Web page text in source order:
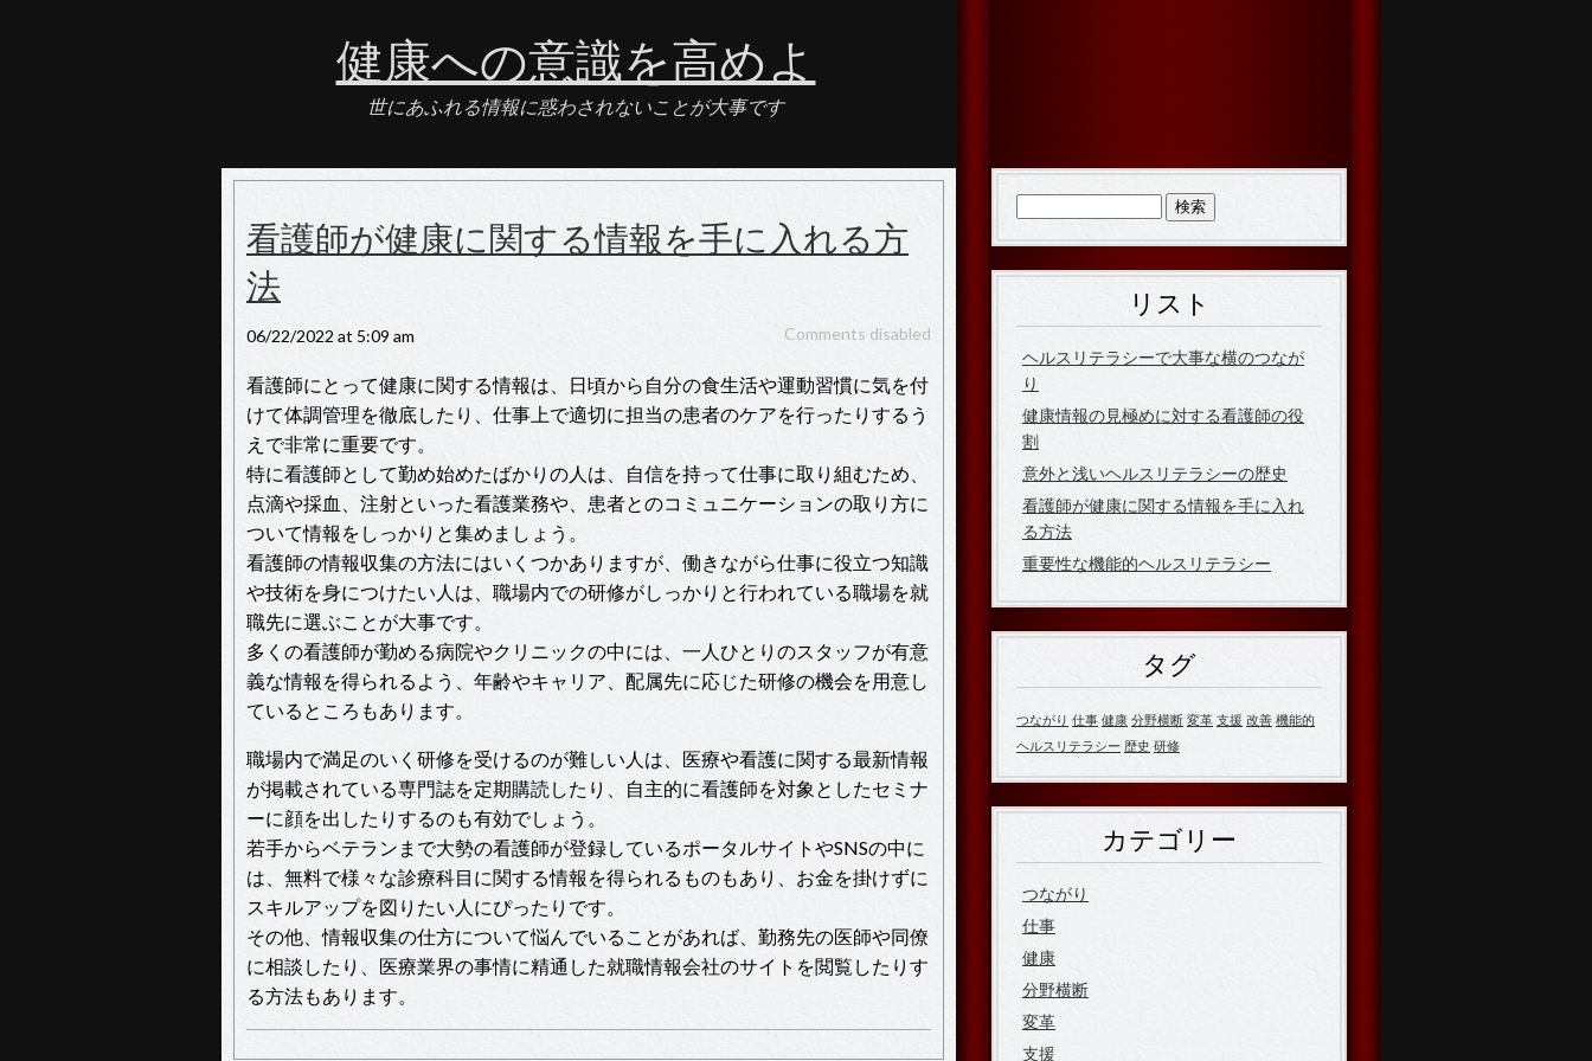
健康への意識を高めよ
世にあふれる情報に惑わされないことが大事です
看護師が健康に関する情報を手に入れる方
法
06/22/2022 at 5:09 am Comments disabled
看護師にとって健康に関する情報は、日頃から自分の食生活や運動習慣に気を付
けて体調管理を徹底したり、仕事上で適切に担当の患者のケアを行ったりするう
えで非常に重要です。
特に看護師として勤め始めたばかりの人は、自信を持って仕事に取り組むため、
点滴や採血、注射といった看護業務や、患者とのコミュニケーションの取り方に
ついて情報をしっかりと集めましょう。
看護師の情報収集の方法にはいくつかありますが、働きながら仕事に役立つ知識
や技術を身につけたい人は、職場内での研修がしっかりと行われている職場を就
職先に選ぶことが大事です。
多くの看護師が勤める病院やクリニックの中には、一人ひとりのスタッフが有意
義な情報を得られるよう、年齢やキャリア、配属先に応じた研修の機会を用意し
ているところもあります。
職場内で満足のいく研修を受けるのが難しい人は、医療や看護に関する最新情報
が掲載されている専門誌を定期購読したり、自主的に看護師を対象としたセミナ
ーに顔を出したりするのも有効でしょう。
若手からベテランまで大勢の看護師が登録しているポータルサイトやSNSの中に
は、無料で様々な診療科目に関する情報を得られるものもあり、お金を掛けずに
スキルアップを図りたい人にぴったりです。
その他、情報収集の仕方について悩んでいることがあれば、勤務先の医師や同僚
に相談したり、医療業界の事情に精通した就職情報会社のサイトを閲覧したりす
る方法もあります。
リスト
ヘルスリテラシーで大事な横のつなが
り
健康情報の見極めに対する看護師の役
割
意外と浅いヘルスリテラシーの歴史
看護師が健康に関する情報を手に入れ
る方法
重要性な機能的ヘルスリテラシー
タグ
つながり 仕事 健康 分野横断 変革 支援 改善 機能的
ヘルスリテラシー 歴史 研修
カテゴリー
つながり
仕事
健康
分野横断
変革
支援